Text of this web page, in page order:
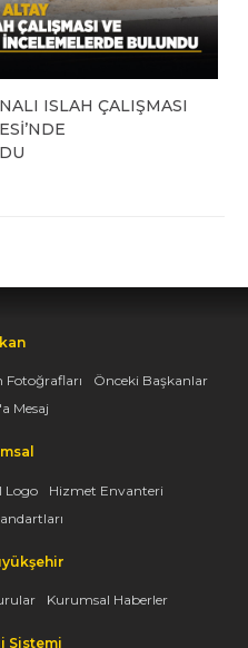
ISLAH ÇALIŞMASI
Fotoğrafları
Önceki Başkanlar
Mesaj
Logo
Hizmet Envanteri
Kurumsal Haberler
Sistemi